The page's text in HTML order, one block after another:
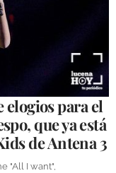
elogios para el
que ya está
de Antena 3
"All I want",